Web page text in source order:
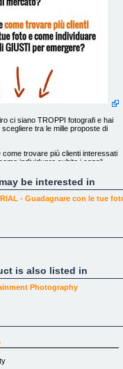
ci siano TROPPI fotografi e hai
scegliere tra le mille proposte di
come trovare più clienti interessati
individuare subito i canali
il sistema più semplice ed
in Italia) per guadagnare con la
MIGLIORE dove posizionare
be interested in
- Guadagnare con le tue
is also listed in
Photography